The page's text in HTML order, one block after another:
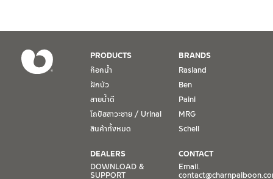
1. การรับประกัน จะต้องมีหลักฐานการซื้อ หรือ ใบเสร็จ โดยทางบริษัทฯ
ขอตรวจสอบโดยนับวันซื้อขายเป็นสำคัญ ทางบริษัทฯ ไม่สามารถให้
เงื่อนไขการรับประกันสินค้าได้ หากไม่มีเอกสารดังกล่าว
2. การรับประกันสินค้า จะรับประกันฉพาะสินค้าที่อยู่ในสภาพการใช้งาน
ปกติ หากมีตำหนิ ชำรุด ร้าว ตกพื้น หรือสภาพภายนอกอยู่ในสภาพที่ใช้
3. การรับประกันสินค้า จะรับประกันเฉพาะชิ้นส่วนที่แจ้ง เช่น ก๊อกน้ำ จะ
PRODUCTS
ก๊อกน้ำ
ฝักบัว
สายน้ำดี
โถปัสสาวะชาย / Urinal
สินค้าทั้งหมด
BRANDS
Rasland
Ben
Paini
MRG
Schell
DEALERS
DOWNLOAD &
SUPPORT
CONTACT
Email.